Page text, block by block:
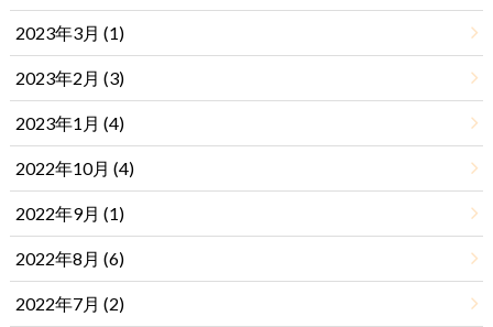
2023年3月 (1)
2023年2月 (3)
2023年1月 (4)
2022年10月 (4)
2022年9月 (1)
2022年8月 (6)
2022年7月 (2)